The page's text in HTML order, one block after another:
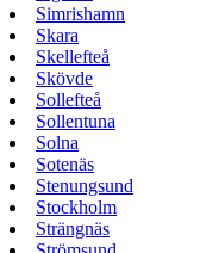
Simrishamn
Skara
Skellefteå
Skövde
Sollefteå
Sollentuna
Solna
Sotenäs
Stenungsund
Stockholm
Strängnäs